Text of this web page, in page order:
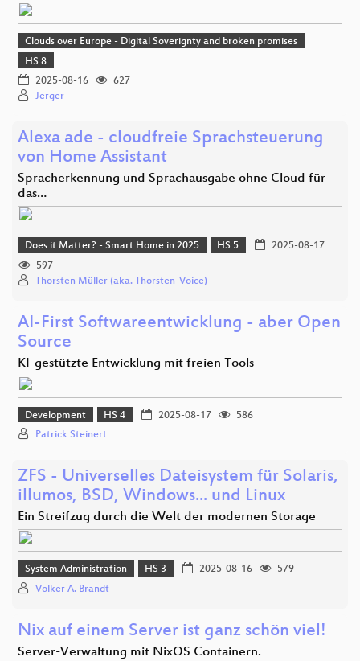
Clouds over Europe - Digital Soverignty and broken promises
HS 8
2025-08-16
627
Jerger
Alexa ade - cloudfreie Sprachsteuerung
von Home Assistant
Spracherkennung und Sprachausgabe ohne Cloud für
das…
Does it Matter? - Smart Home in 2025 HS 5
2025-08-17
597
Thorsten Müller (aka. Thorsten-Voice)
AI-First Softwareentwicklung - aber Open
Source
KI-gestützte Entwicklung mit freien Tools
Development HS 4 2025-08-17
586
Patrick Steinert
ZFS - Universelles Dateisystem für Solaris,
illumos, BSD, Windows... und Linux
Ein Streifzug durch die Welt der modernen Storage
System Administration HS 3 2025-08-16
579
Volker A. Brandt
Nix auf einem Server ist ganz schön viel!
Server-Verwaltung mit NixOS Containern.